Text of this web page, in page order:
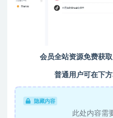
会员全站资源免费获
普通用户可在下
隐藏内容
此处内容需